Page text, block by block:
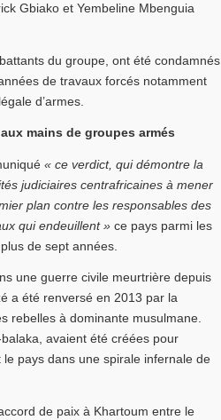
Gbiako et Yembeline Mbenguia
du groupe, ont été condamnés
de travaux forcés notamment
d’armes.
mains de groupes armés
« ce verdict, qui démontre la
judiciaires centrafricaines à mener
plan contre les responsables des
qui endeuillent » ce pays parmi les
de sept années.
une guerre civile meurtrière depuis
a été renversé en 2013 par la
rebelles à dominante musulmane.
avaient été créées pour
pays dans une spirale infernale de
de paix à Khartoum entre le